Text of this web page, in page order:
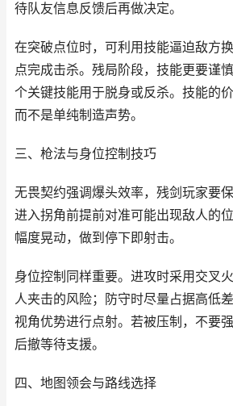
待队友信息反馈后再做决定。
在突破点位时，可利用技能逼迫敌方
点完成击杀。残局阶段，技能更要谨
个关键技能用于脱身或反杀。技能的
而不是单纯制造声势。
三、枪法与身位控制技巧
无畏契约强调爆头效率，残剑玩家要
进入拐角前提前对准可能出现敌人的
幅度晃动，做到停下即射击。
身位控制同样重要。进攻时采用交叉
人夹击的风险；防守时尽量占据高低
视角优势进行点射。若被压制，不要
后撤等待支援。
四、地图领会与路线选择